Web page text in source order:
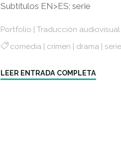
Subtítulos EN>ES; serie
Portfolio
Traducción audiovisual
comedia
crimen drama |serie
LEER ENTRADA COMPLETA"The